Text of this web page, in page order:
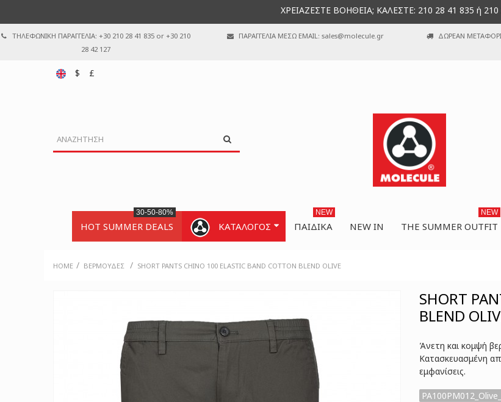
ΧΡΕΙΑΖΕΣΤΕ ΒΟΗΘΕΙΑ; ΚΑΛΕΣΤΕ: 210 28 41 835 ή 210
ΤΗΛΕΦΩΝΙΚΗ ΠΑΡΑΓΓΕΛΙΑ: +30 210 28 41 835 or +30 210
28 42 127
ΠΑΡΑΓΓΕΛΙΑ ΜΕΣΩ EMAIL: sales@molecule.gr
ΔΩΡΕΑΝ
$ £
HOT SUMMER DEALS
30-50-80%
ΚΑΤΑΛΟΓΟΣ ΠΑΙΔΙΚΆ
NEW
NEW IN THE SUMMER OUTFIT
NEW
HOME / ΒΕΡΜΟΎΔΕΣ / SHORT PANTS CHINO 100 ELASTIC BAND COTTON BLEND OLIVE
SHORT
BLEND
Άνετη και κομψή
Κατασκευασμένη
εμφανίσεις.
PA100PM012_Olive_